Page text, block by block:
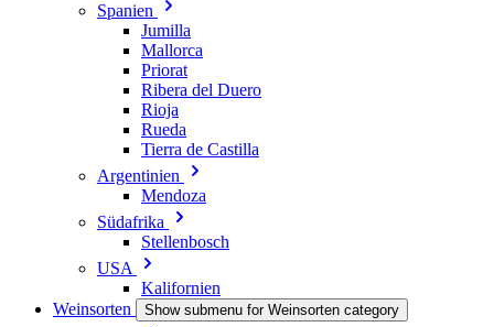
Spanien
Jumilla
Mallorca
Priorat
Ribera del Duero
Rioja
Rueda
Tierra de Castilla
Argentinien
Mendoza
Südafrika
Stellenbosch
USA
Kalifornien
Weinsorten
Show submenu for Weinsorten category